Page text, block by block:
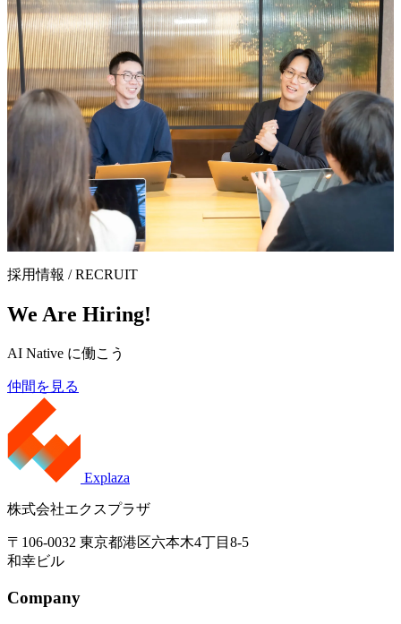
採用情報 / RECRUIT
We Are Hiring!
AI Native に働こう
仲間を見る
Explaza
株式会社エクスプラザ
〒106-0032 東京都港区六本木4丁目8-5
和幸ビル
Company